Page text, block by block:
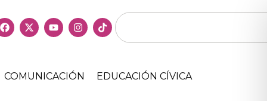
COMUNICACIÓN EDUCACIÓN CÍVICA